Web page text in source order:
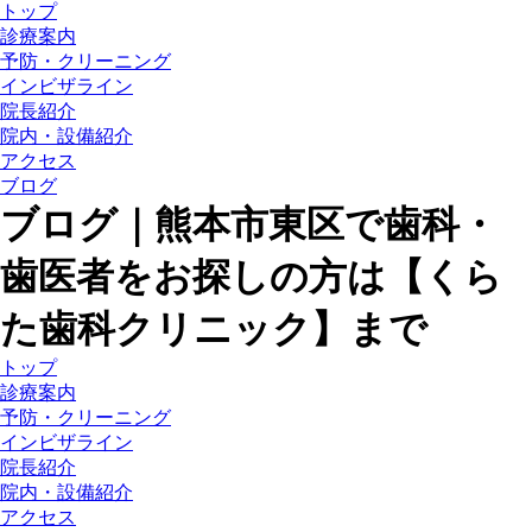
トップ
診療案内
予防・クリーニング
インビザライン
院長紹介
院内・設備紹介
アクセス
ブログ
ブログ｜熊本市東区で歯科・
歯医者をお探しの方は【くら
た歯科クリニック】まで
トップ
診療案内
予防・クリーニング
インビザライン
院長紹介
院内・設備紹介
アクセス